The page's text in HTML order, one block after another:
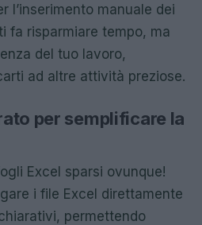
l’inserimento manuale dei
fa risparmiare tempo, ma
del tuo lavoro,
ad altre attività preziose.
per semplificare la
Excel sparsi ovunque!
i file Excel direttamente
permettendo